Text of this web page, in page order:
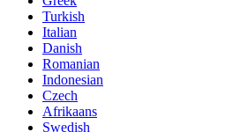
Turkish
Italian
Danish
Romanian
Indonesian
Czech
Afrikaans
Swedish